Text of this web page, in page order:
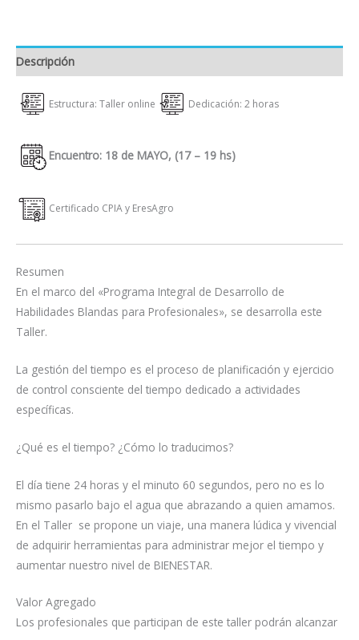
Descripción
Estructura: Taller online Dedicación: 2 horas
Encuentro: 18 de MAYO, (17 – 19 hs)
Certificado CPIA y EresAgro
Resumen
En el marco del «Programa Integral de Desarrollo de
Habilidades Blandas para Profesionales», se desarrolla este
Taller.
La gestión del tiempo es el proceso de planificación y ejercicio
de control consciente del tiempo dedicado a actividades
específicas.
¿Qué es el tiempo? ¿Cómo lo traducimos?
El día tiene 24 horas y el minuto 60 segundos, pero no es lo
mismo pasarlo bajo el agua que abrazando a quien amamos.
En el Taller se propone un viaje, una manera lúdica y vivencial
de adquirir herramientas para administrar mejor el tiempo y
aumentar nuestro nivel de BIENESTAR.
Valor Agregado
Los profesionales que participan de este taller podrán alcanzar